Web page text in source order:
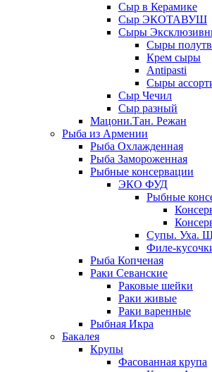
Сыр в Керамике
Сыр ЭКОТАВУШ
Сыры
Сыры
Крем сыры
Antipasti
Сыры
Сыр Чечил
Сыр разный
Мацони.Тан. Режан
Рыба из Армении
Рыба Охлажденная
Рыба Замороженная
Рыбные консервации
ЭКО ФУД
Рыбные
Супы. Уха.
Филе-
Рыба Копченая
Раки Севанские
Раковые шейки
Раки живые
Раки варенные
Рыбная Икра
Бакалея
Крупы
Фасованная крупа